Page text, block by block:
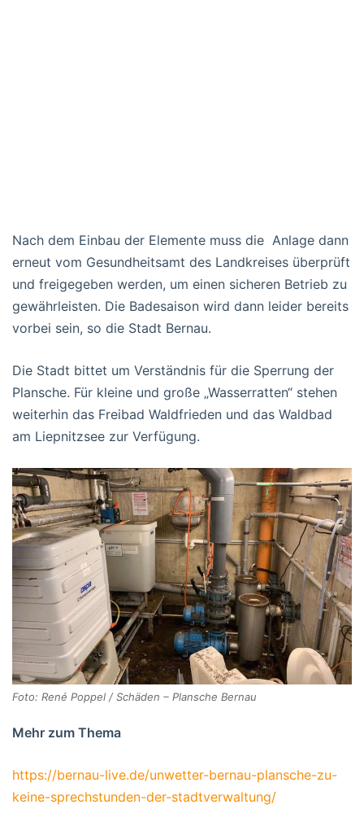
Nach dem Einbau der Elemente muss die Anlage dann
erneut vom Gesundheitsamt des Landkreises überprüft
und freigegeben werden, um einen sicheren Betrieb zu
gewährleisten. Die Badesaison wird dann leider bereits
vorbei sein, so die Stadt Bernau.
Die Stadt bittet um Verständnis für die Sperrung der
Plansche. Für kleine und große „Wasserratten“ stehen
weiterhin das Freibad Waldfrieden und das Waldbad
am Liepnitzsee zur Verfügung.
Foto: René Poppel / Schäden – Plansche Bernau
Mehr zum Thema
https://bernau-live.de/unwetter-bernau-plansche-zu-
keine-sprechstunden-der-stadtverwaltung/